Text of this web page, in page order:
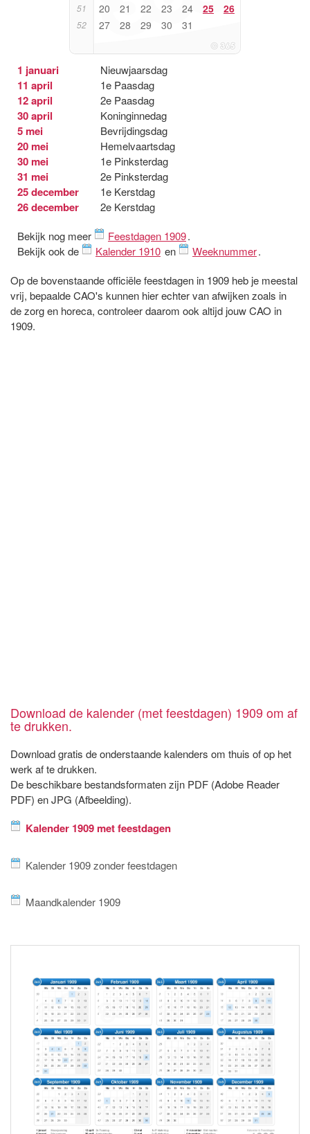
51 20 21 22 23 24 25 26
52 27 28 29 30 31
1 januari Nieuwjaarsdag
11 april 1e Paasdag
12 april 2e Paasdag
30 april Koninginnedag
5 mei Bevrijdingsdag
20 mei Hemelvaartsdag
30 mei 1e Pinksterdag
31 mei 2e Pinksterdag
25 december 1e Kerstdag
26 december
2e Kerstdag
Bekijk nog meer
Feestdagen 1909.
Bekijk ook de
Kalender 1910 en Weeknummer.
Op de bovenstaande officiële feestdagen in 1909 heb je meestal
vrij, bepaalde CAO's kunnen hier echter van afwijken zoals in
de zorg en horeca, controleer daarom ook altijd jouw CAO in
1909.
Download de kalender (met feestdagen) 1909 om af
te drukken.
Download gratis de onderstaande kalenders om thuis of op het
werk af te drukken.
De beschikbare bestandsformaten zijn PDF (Adobe Reader
PDF) en JPG (Afbeelding).
Kalender 1909 met feestdagen
Kalender 1909 zonder feestdagen
Maandkalender 1909